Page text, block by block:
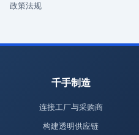
政策法规
千手制造
连接工厂与采购商
构建透明供应链